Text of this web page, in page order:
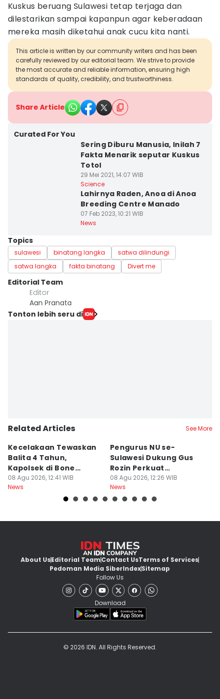
Kuskus beruang Sulawesi tetap terjaga dan
dilestarikan sampai kapanpun agar keberadaan
mereka masih diketahui anak cucu kita nanti.
This article is written by our community writers and has been
carefully reviewed by our editorial team. We strive to provide
the most accurate and reliable information, ensuring high
standards of quality, credibility, and trustworthiness.
Share Article
Curated For You
Sering Diburu Manusia, Inilah 7
Fakta Menarik seputar Kuskus
Totol
29 Mei 2021, 14:07 WIB
Science
Lahirnya Raden, Anoa di Anoa
Breeding Centre Manado
07 Feb 2023, 10:21 WIB
News
Topics
sulawesi binatang langka
satwa dilindungi
satwa langka
fakta binatang Divert me
Editorial Team
Editor
Aan Pranata
Tonton lebih seru di
Related Articles See More
Kecelakaan Tewaskan
Balita 4 Tahun,
Kapolsek di Bone
Diperiksa Propam
08 Agu 2026, 12:41 WIB
News
Pengurus NU se-
Sulawesi Dukung Gus
Rozin Perkuat
Pesantren dan
Kemandirian Jam'iyah
08 Agu 2026, 12:26 WIB
News
About UsEditorial TeamContact UsTerms of Services
Pedoman Media SiberIndexSitemap
Follow Us
Download
© 2026 IDN. All Rights Reserved.